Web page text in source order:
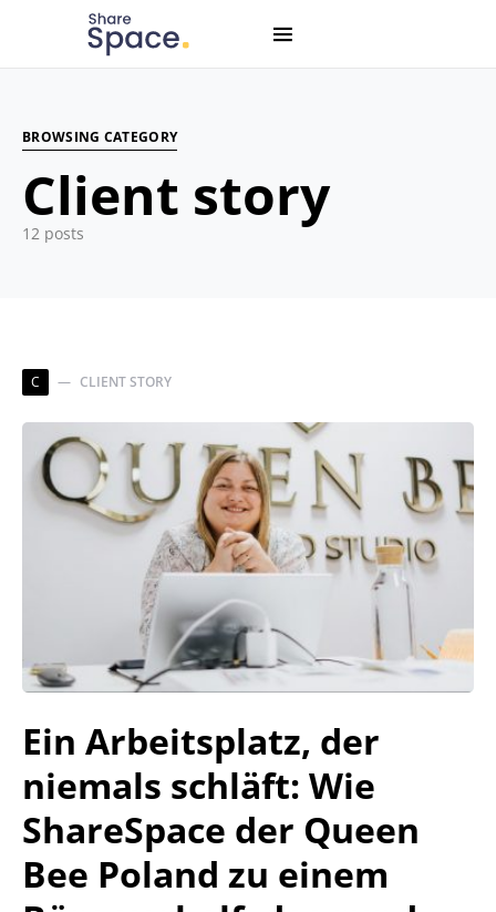
Search for:
When autocomplete results are available use up and
BROWSING CATEGORY
Client story
12 posts
C CLIENT STORY
Ein Arbeitsplatz, der
niemals schläft: Wie
ShareSpace der Queen
Bee Poland zu einem